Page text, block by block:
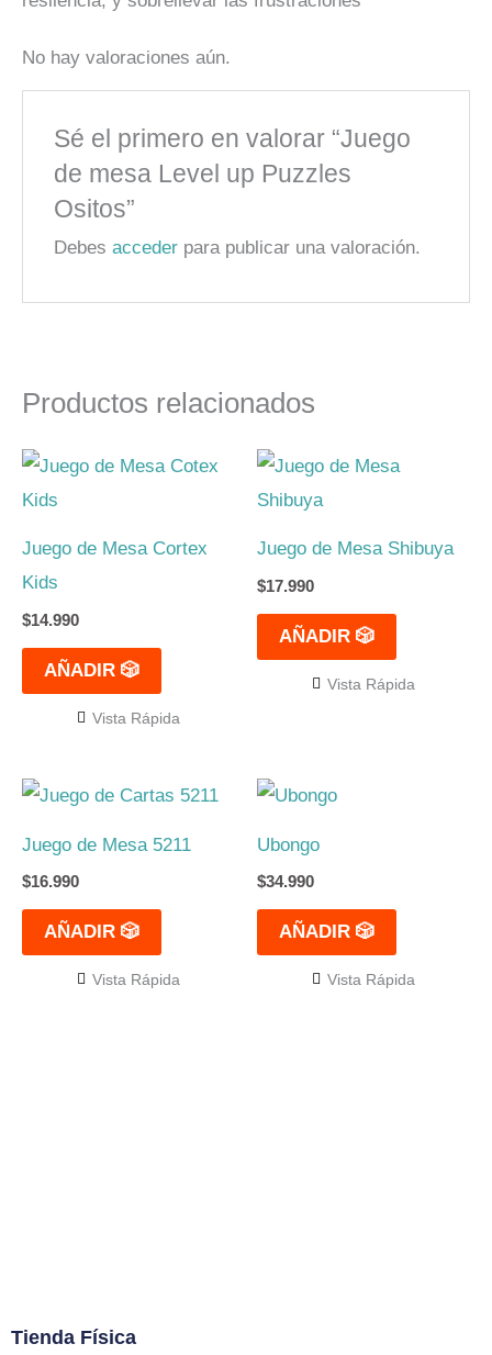
No hay valoraciones aún.
Sé el primero en valorar “Juego
de mesa Level up Puzzles
Ositos”
Debesacceder para publicar una valoración.
Productos relacionados
Juego de Mesa Cortex
Kids
$14.990
AÑADIR 🎲
Vista Rápida
Juego de Mesa Shibuya
$17.990
AÑADIR 🎲
Vista Rápida
Juego de Mesa 5211
$16.990
AÑADIR 🎲
Vista Rápida
Ubongo
$34.990
AÑADIR 🎲
Vista Rápida
Tienda Física